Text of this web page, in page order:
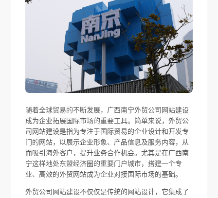
随着全球贸易的不断发展，广西南宁外贸公司网站建设
成为企业拓展国际市场的重要工具。简单来说，外贸公
司网站建设是指为专注于国际贸易的企业设计和开发专
门的网站，以展示企业形象、产品信息及服务内容，从
而吸引海外客户，提升业务合作机会。尤其是在广西南
宁这样地处东盟经济圈的重要门户城市，搭建一个专
业、高效的外贸网站成为企业对接国际市场的基础。
外贸公司网站建设不仅仅是传统的网站设计，它集成了